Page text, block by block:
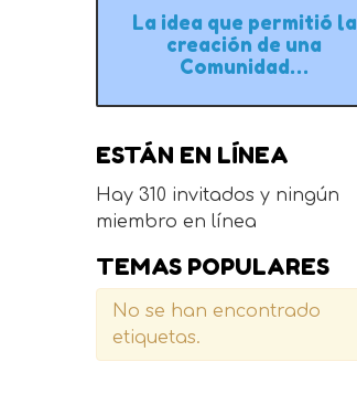
La idea que permitió la
creación de una
Comunidad…
ESTÁN EN LÍNEA
Hay 310 invitados y ningún
miembro en línea
TEMAS POPULARES
No se han encontrado
etiquetas.